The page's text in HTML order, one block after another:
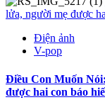
lửa, người mẹ được
Điện ảnh
V-pop
Điều Con Muốn
được hai con báo